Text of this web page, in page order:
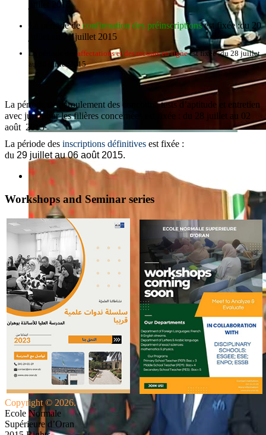
juillet 2015
La période deconfirmation des préinscriptionsest fixée :du 20
juillet au 21 juillet 2015
La période des affectations et des recours en ligneest fixée :du 28 juillet
au 30 juillet 2015
La période de déroulement des concours, tests d’aptitude et entretien
avec jury pour les filières concernées est fixée : du 28 juillet au 02
août 2015
La période des inscriptions définitives est fixée :
du 29 juillet au 06 août 2015.
Workshops and Seminar series
Copyright © 2026.
Ecole Normale
Supérieure d’Oran